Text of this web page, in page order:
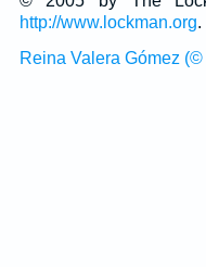
http://www.lockman.org.
Reina Valera Gómez (©